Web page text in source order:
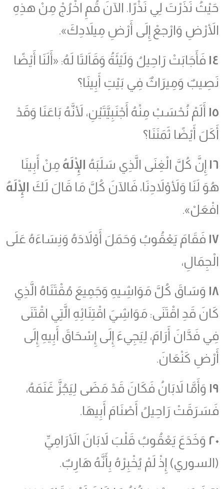
حَيْثُ نَذَرْتَ لِي نَذْرًا. الآنَ قُمِ اخْرُجْ مِنْ هذِهِ
الأَرْضِ وَارْجعْ إِلَى أَرْضِ مِيلاَدِكَ».
١٤ فَأَجَابَتْ رَاحِيلُ وَلَيْئَةُ وَقَاَلتَا لَهُ: «أَلَنَا أَيْضًا
نَصِيبٌ وَمِيرَاثٌ فِي بَيْتِ أَبِينَا؟
١٥ أَلَمْ نُحْسَبْ مِنْهُ أَجْنَبِيَّتَيْنِ، لأَنَّهُ بَاعَنَا وَقَدْ
أَكَلَ أَيْضًا ثَمَنَنَا؟
١٦ إِنَّ كُلَّ الْغِنَى الَّذِي سَلَبَهُ الْإِلَهُ مِنْ أَبِينَا
هُوَ لَنَا وَلأَوْلاَدِنَا، فَالآنَ كُلَّ مَا قَالَ لَكَ الْإِلَهُ
افْعَلْ».
١٧ فَقَامَ يَعْقُوبُ وَحَمَلَ أَوْلاَدَهُ وَنِسَاءَهُ عَلَى
الْجِمَالِ،
١٨ وَسَاقَ كُلَّ مَوَاشِيهِ وَجَمِيعَ مُقْتَنَاهُ الَّذِي
كَانَ قَدِ اقْتَنَى: مَوَاشِيَ اقْتِنَائِهِ الَّتِي اقْتَنَى
فِي فَدَّانَ أَرَامَ، لِيَجِيءَ إِلَى إِسْحَاقَ أَبِيهِ إِلَى
أَرْضِ كَنْعَانَ.
١٩ وَأَمَّا لاَبَانُ فَكَانَ قَدْ مَضَى لِيَجُزَّ غَنَمَهُ،
فَسَرَقَتْ رَاحِيلُ أَصْنَامَ أَبِيهَا.
٢٠ وَخَدَعَ يَعْقُوبُ قَلْبَ لاَبَانَ الأَرَامِيِّ
(السوري) إِذْ لَمْ يُخْبِرْهُ بِأَنَّهُ هَارِبٌ.